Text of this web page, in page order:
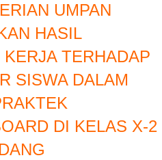
UMPAN
HASIL
TERHADAP
SISWA DALAM
DI KELAS X-2